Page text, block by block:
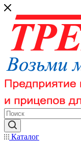
Каталог